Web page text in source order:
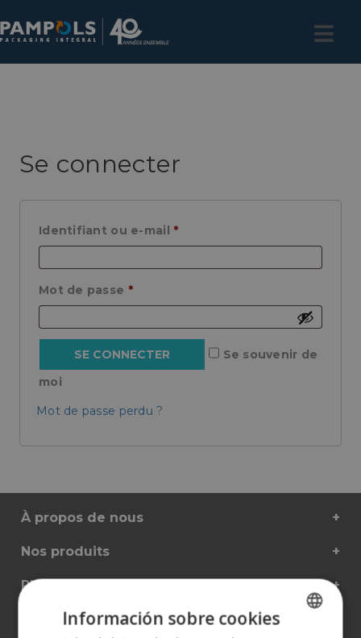
Se connecter
Identifiant ou e-mail *
Mot de passe *
Se souvenir de
moi
Mot de passe perdu ?
À propos de nous
Nos produits
Plus d'informations
ATTENTION AU CLIENT
Información sobre cookies